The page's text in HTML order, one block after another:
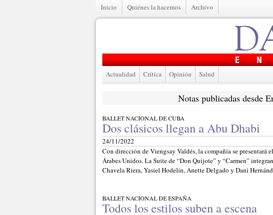
Inicio Quiénes la hacemos Archivo
Actualidad Crítica Opinión Salud
Notas publicadas desde
BALLET NACIONAL DE CUBA
Dos clásicos llegan a Abu Dhabi
24/11/2022
Con dirección de Viengsay Valdés, la compañía se presentará
Árabes Unidos. La Suite de “Don Quijote” y “Carmen”
Chavela Riera, Yasiel Hodelín, Anette Delgado y Dani
BALLET NACIONAL DE ESPAÑA
Todos los estilos suben a escena